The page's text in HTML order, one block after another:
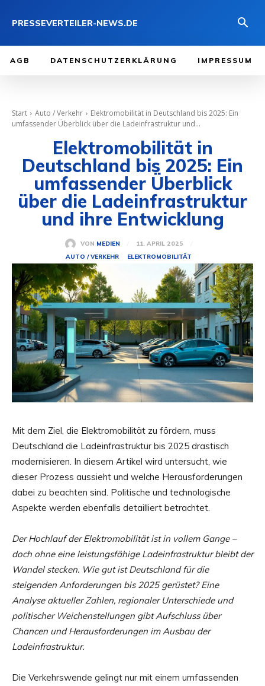
PRESSEVERTEILER-NEWS.DE
AGB DATENSCHUTZERKLÄRUNG IMPRESSUM
Start Auto / Verkehr
Elektromobilität in Deutschland bis 2025: Ein
umfassender Überblick über die Ladeinfrastruktur und...
Elektromobilität in
Deutschland bis 2025: Ein
umfassender Überblick
über die Ladeinfrastruktur
und ihre Entwicklung
VON MEDIEN
11. APRIL 2025
AUTO / VERKEHR
ELEKTROMOBILITÄT
Mit dem Ziel, die Elektromobilität zu fördern, muss
Deutschland die Ladeinfrastruktur bis 2025 drastisch
modernisieren. In diesem Artikel wird untersucht, wie
dieser Prozess aussieht und welche Herausforderungen
dabei zu beachten sind. Politische und technologische
Aspekte werden ebenfalls detailliert betrachtet.
Der Hochlauf der Elektromobilität ist in vollem Gange –
doch ohne eine leistungsfähige Ladeinfrastruktur bleibt der
Wandel stecken. Wie gut ist Deutschland für die
steigenden Anforderungen bis 2025 gerüstet? Eine
Analyse aktueller Zahlen, regionaler Unterschiede und
politischer Weichenstellungen gibt Aufschluss über
Chancen und Herausforderungen im Ausbau der
Ladeinfrastruktur.
Die Verkehrswende gelingt nur mit einem umfassenden